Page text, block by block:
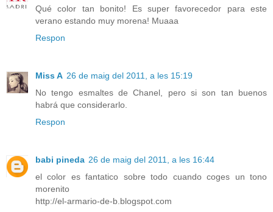
Qué color tan bonito! Es super favorecedor para este
verano estando muy morena! Muaaa
Respon
Miss A 26 de maig del 2011, a les 15:19
No tengo esmaltes de Chanel, pero si son tan buenos
habrá que considerarlo.
Respon
babi pineda 26 de maig del 2011, a les 16:44
el color es fantatico sobre todo cuando coges un tono
morenito
http://el-armario-de-b.blogspot.com